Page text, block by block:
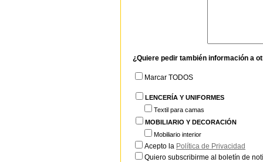
¿Quiere pedir también información a
Marcar TODOS
LENCERÍA Y UNIFORMES
Textil para camas
MOBILIARIO Y DECORACIÓN
Mobiliario interior
Acepto la Política de Privacidad
Quiero subscribirme al boletín de